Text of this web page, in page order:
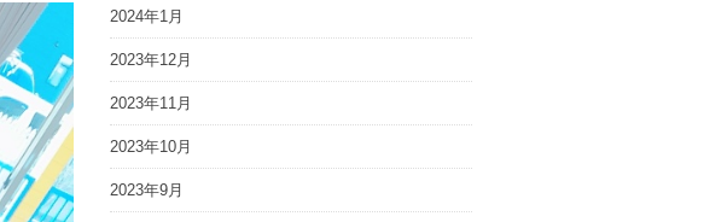
2024年1月
2023年12月
2023年11月
2023年10月
2023年9月